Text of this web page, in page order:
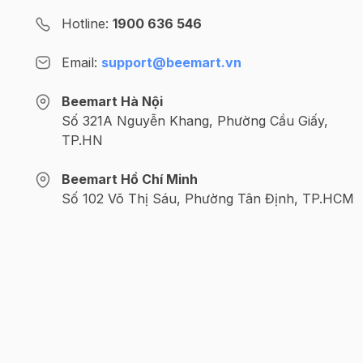
Hướng dẫn sử dụng trà túi lọc Ahmad
: Chất lượng nước được sử dụng có ảnh
mới đun để pha trà.
Đầu tiên để pha trà bạn cần chuẩn bị 200ml
Bước 2
nhiệt. Ủ trà trong 5-7 phút. Khi trà được ủ
thức.
Hotline: 1900 636 546
Email: support@beemart.vn
Beemart Hà Nội
Số 321A Nguyễn Khang, Phường Cầu Giấy,
TP.HN
Beemart Hồ Chí Minh
Số 102 Võ Thị Sáu, Phường Tân Định, TP.HCM